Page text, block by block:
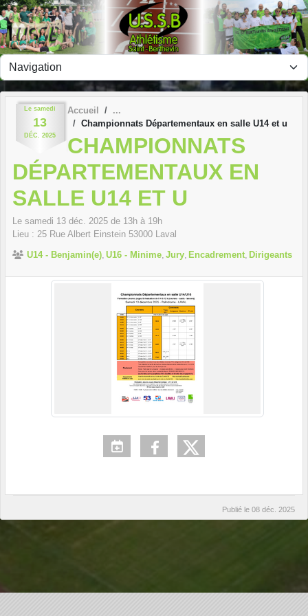
Le samedi
13
DÉC. 2025
Accueil
Championnats Départementaux en salle U14 et u
CHAMPIONNATS
DÉPARTEMENTAUX EN
SALLE U14 ET U
Le samedi 13 déc. 2025 de 13h à 19h
Lieu : 25 Rue Albert Einstein 53000 Laval
U14 - Benjamin(e) U16 - Minime Jury Encadrement Dirigeants
Publié le 08 déc. 2025
Panneau de gestion des cookies